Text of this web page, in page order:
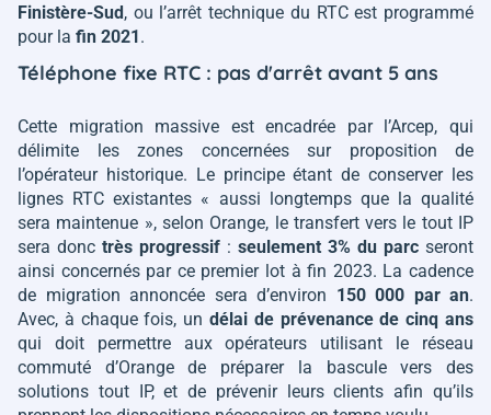
Finistère-Sud, ou l’arrêt technique du RTC est programmé
pour la fin 2021.
Téléphone fixe RTC : pas d'arrêt avant 5 ans
Cette migration massive est encadrée par l’Arcep, qui
délimite les zones concernées sur proposition de
l’opérateur historique. Le principe étant de conserver les
lignes RTC existantes « aussi longtemps que la qualité
sera maintenue », selon Orange, le transfert vers le tout IP
sera donc très progressif : seulement 3% du parc seront
ainsi concernés par ce premier lot à fin 2023. La cadence
de migration annoncée sera d’environ 150 000 par an.
Avec, à chaque fois, un délai de prévenance de cinq ans
qui doit permettre aux opérateurs utilisant le réseau
commuté d’Orange de préparer la bascule vers des
solutions tout IP, et de prévenir leurs clients afin qu’ils